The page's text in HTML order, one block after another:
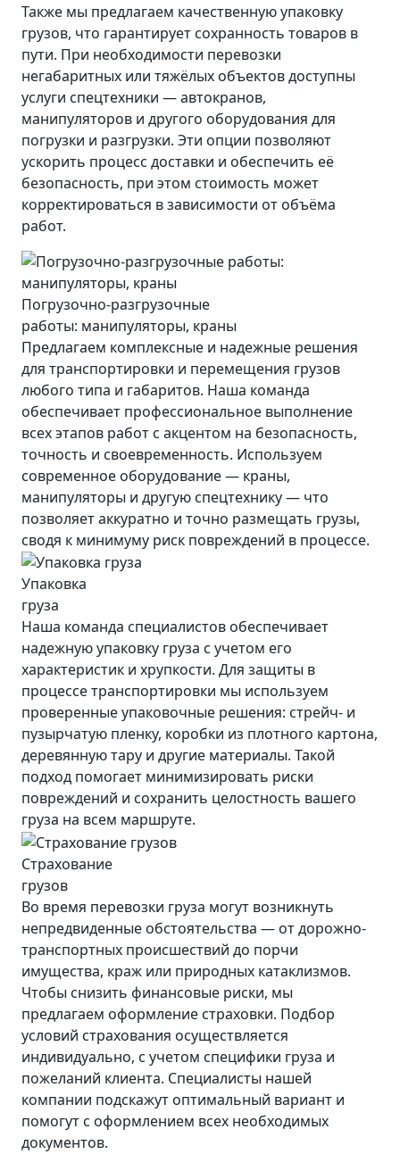
Также мы предлагаем качественную упаковку
грузов, что гарантирует сохранность товаров в
пути. При необходимости перевозки
негабаритных или тяжёлых объектов доступны
услуги спецтехники — автокранов,
манипуляторов и другого оборудования для
погрузки и разгрузки. Эти опции позволяют
ускорить процесс доставки и обеспечить её
безопасность, при этом стоимость может
корректироваться в зависимости от объёма
работ.
Погрузочно-разгрузочные
работы: манипуляторы, краны
Предлагаем комплексные и надежные решения
для транспортировки и перемещения грузов
любого типа и габаритов. Наша команда
обеспечивает профессиональное выполнение
всех этапов работ с акцентом на безопасность,
точность и своевременность. Используем
современное оборудование — краны,
манипуляторы и другую спецтехнику — что
позволяет аккуратно и точно размещать грузы,
сводя к минимуму риск повреждений в процессе.
Упаковка
груза
Наша команда специалистов обеспечивает
надежную упаковку груза с учетом его
характеристик и хрупкости. Для защиты в
процессе транспортировки мы используем
проверенные упаковочные решения: стрейч- и
пузырчатую пленку, коробки из плотного картона,
деревянную тару и другие материалы. Такой
подход помогает минимизировать риски
повреждений и сохранить целостность вашего
груза на всем маршруте.
Страхование
грузов
Во время перевозки груза могут возникнуть
непредвиденные обстоятельства — от дорожно-
транспортных происшествий до порчи
имущества, краж или природных катаклизмов.
Чтобы снизить финансовые риски, мы
предлагаем оформление страховки. Подбор
условий страхования осуществляется
индивидуально, с учетом специфики груза и
пожеланий клиента. Специалисты нашей
компании подскажут оптимальный вариант и
помогут с оформлением всех необходимых
документов.